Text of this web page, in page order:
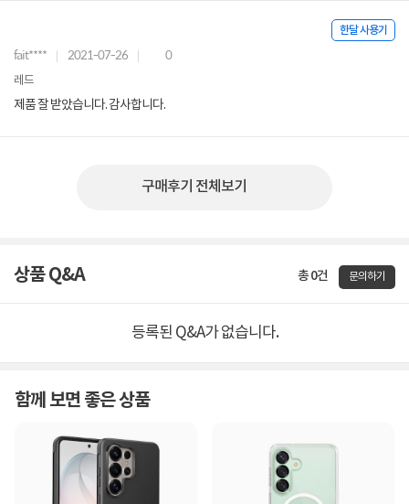
한달 사용기
fait**** 2021-07-26 0
레드
제품 잘 받았습니다. 감사합니다.
구매후기 전체보기
상품 Q&A 총 0건 문의하기
등록된 Q&A가 없습니다.
함께 보면 좋은 상품